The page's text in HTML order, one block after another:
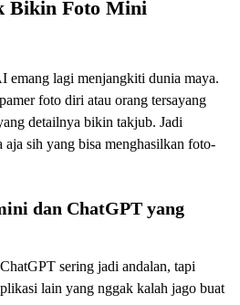
Bikin Foto Mini
emang lagi menjangkiti dunia maya.
foto diri atau orang tersayang
detailnya bikin takjub. Jadi
aja sih yang bisa menghasilkan foto-
dan ChatGPT yang
sering jadi andalan, tapi
lain yang nggak kalah jago buat